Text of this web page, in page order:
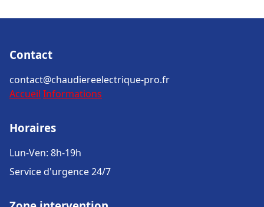
Contact
contact@chaudiereelectrique-pro.fr
Accueil Informations
Horaires
Lun-Ven: 8h-19h
Service d'urgence 24/7